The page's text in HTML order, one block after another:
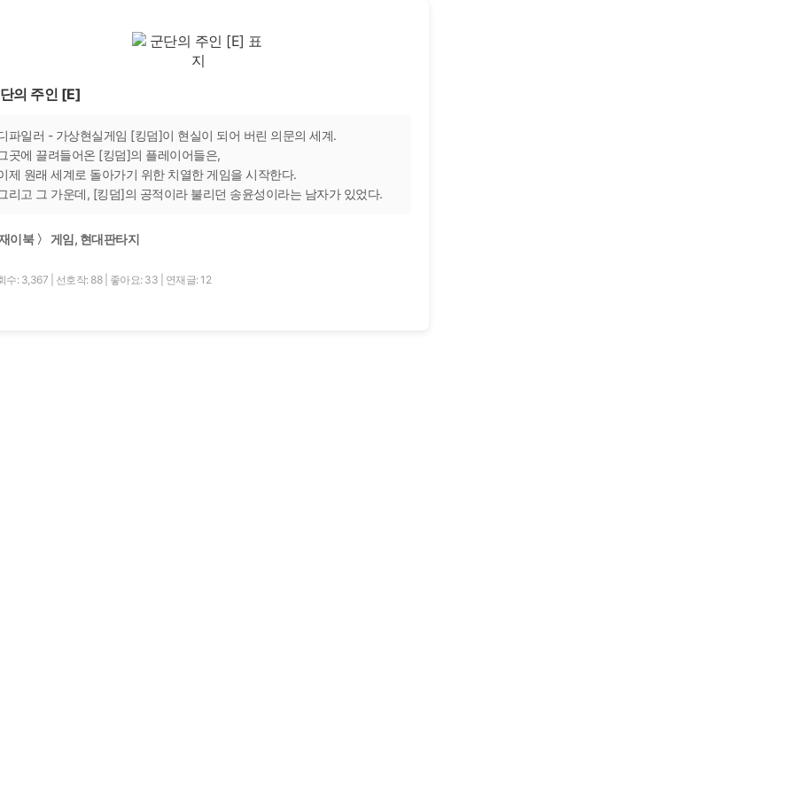
의 주인 [E]
파일러 - 가상현실게임 [킹덤]이 현실이 되어 버린 의문의 세계.
곳에 끌려들어온 [킹덤]의 플레이어들은,
제 원래 세계로 돌아가기 위한 치열한 게임을 시작한다.
리고 그 가운데, [킹덤]의 공적이라 불리던 송윤성이라는 남자가 있었다.
이북 〉 게임, 현대판타지
수: 3,367 선호작: 88 좋아요: 33 연재글: 12